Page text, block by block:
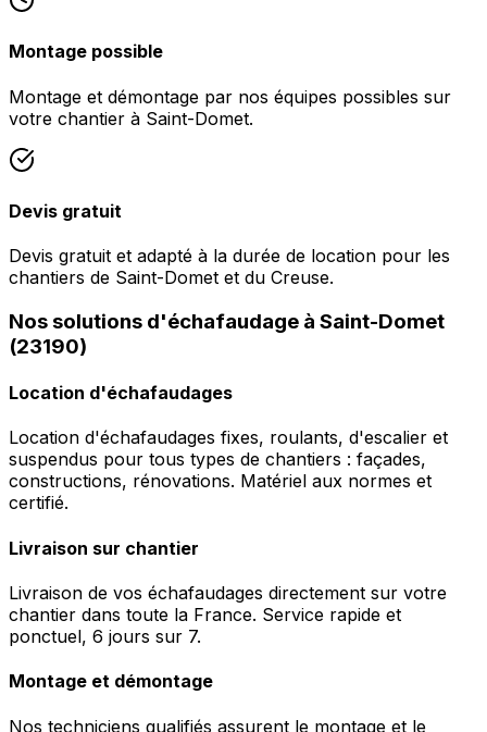
Montage possible
Montage et démontage par nos équipes possibles sur
votre chantier à Saint-Domet.
Devis gratuit
Devis gratuit et adapté à la durée de location pour les
chantiers de Saint-Domet et du Creuse.
Nos solutions d'échafaudage à Saint-Domet
(23190)
Location d'échafaudages
Location d'échafaudages fixes, roulants, d'escalier et
suspendus pour tous types de chantiers : façades,
constructions, rénovations. Matériel aux normes et
certifié.
Livraison sur chantier
Livraison de vos échafaudages directement sur votre
chantier dans toute la France. Service rapide et
ponctuel, 6 jours sur 7.
Montage et démontage
Nos techniciens qualifiés assurent le montage et le